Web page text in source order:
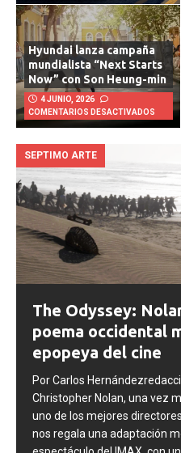
Hyundai lanza campaña
mundialista “Next Starts
Now” con Son Heung-min
4 JUNIO, 2026
COMENTARIOS DESACTIVADOS
SEPTIMO ARTE
The Odyssey:
poema occidental
epopeya del cine
Por Carlos
Christopher Nolan, una vez
uno de los mejores
nos regala una adaptación